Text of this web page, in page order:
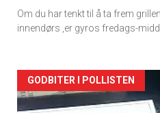
Om du har tenkt til å ta frem
innendørs ,er gyros fredags-
Forsiden
GODBITER I POLLISTEN